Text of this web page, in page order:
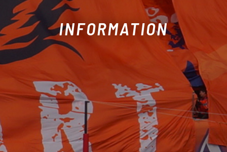
INFORMATION